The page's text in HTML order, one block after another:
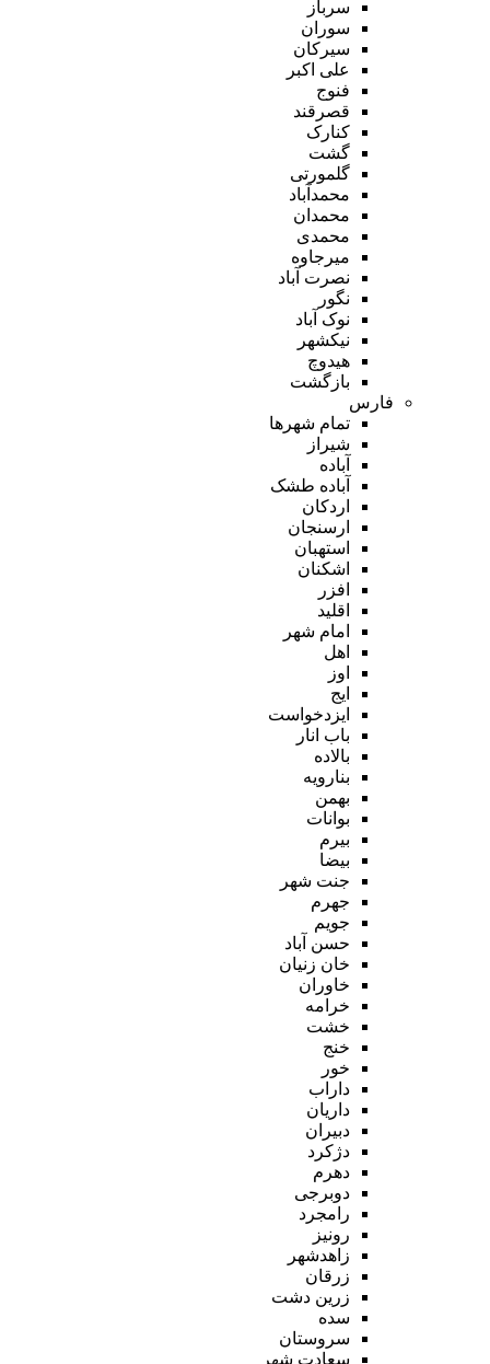
سرباز
سوران
سیرکان
علی اکبر
فنوج
قصرقند
کنارک
گشت
گلمورتی
محمدآباد
محمدان
محمدی
میرجاوه
نصرت آباد
نگور
نوک آباد
نیکشهر
هیدوچ
بازگشت
فارس
تمام شهر‌ها
شیراز
آباده
آباده طشک
اردکان
ارسنجان
استهبان
اشکنان
افزر
اقلید
امام شهر
اهل
اوز
ایج
ایزدخواست
باب انار
بالاده
بنارویه
بهمن
بوانات
بیرم
بیضا
جنت شهر
جهرم
جویم
حسن آباد
خان زنیان
خاوران
خرامه
خشت
خنج
خور
داراب
داریان
دبیران
دژکرد
دهرم
دوبرجی
رامجرد
رونیز
زاهدشهر
زرقان
زرین دشت
سده
سروستان
سعادت شهر